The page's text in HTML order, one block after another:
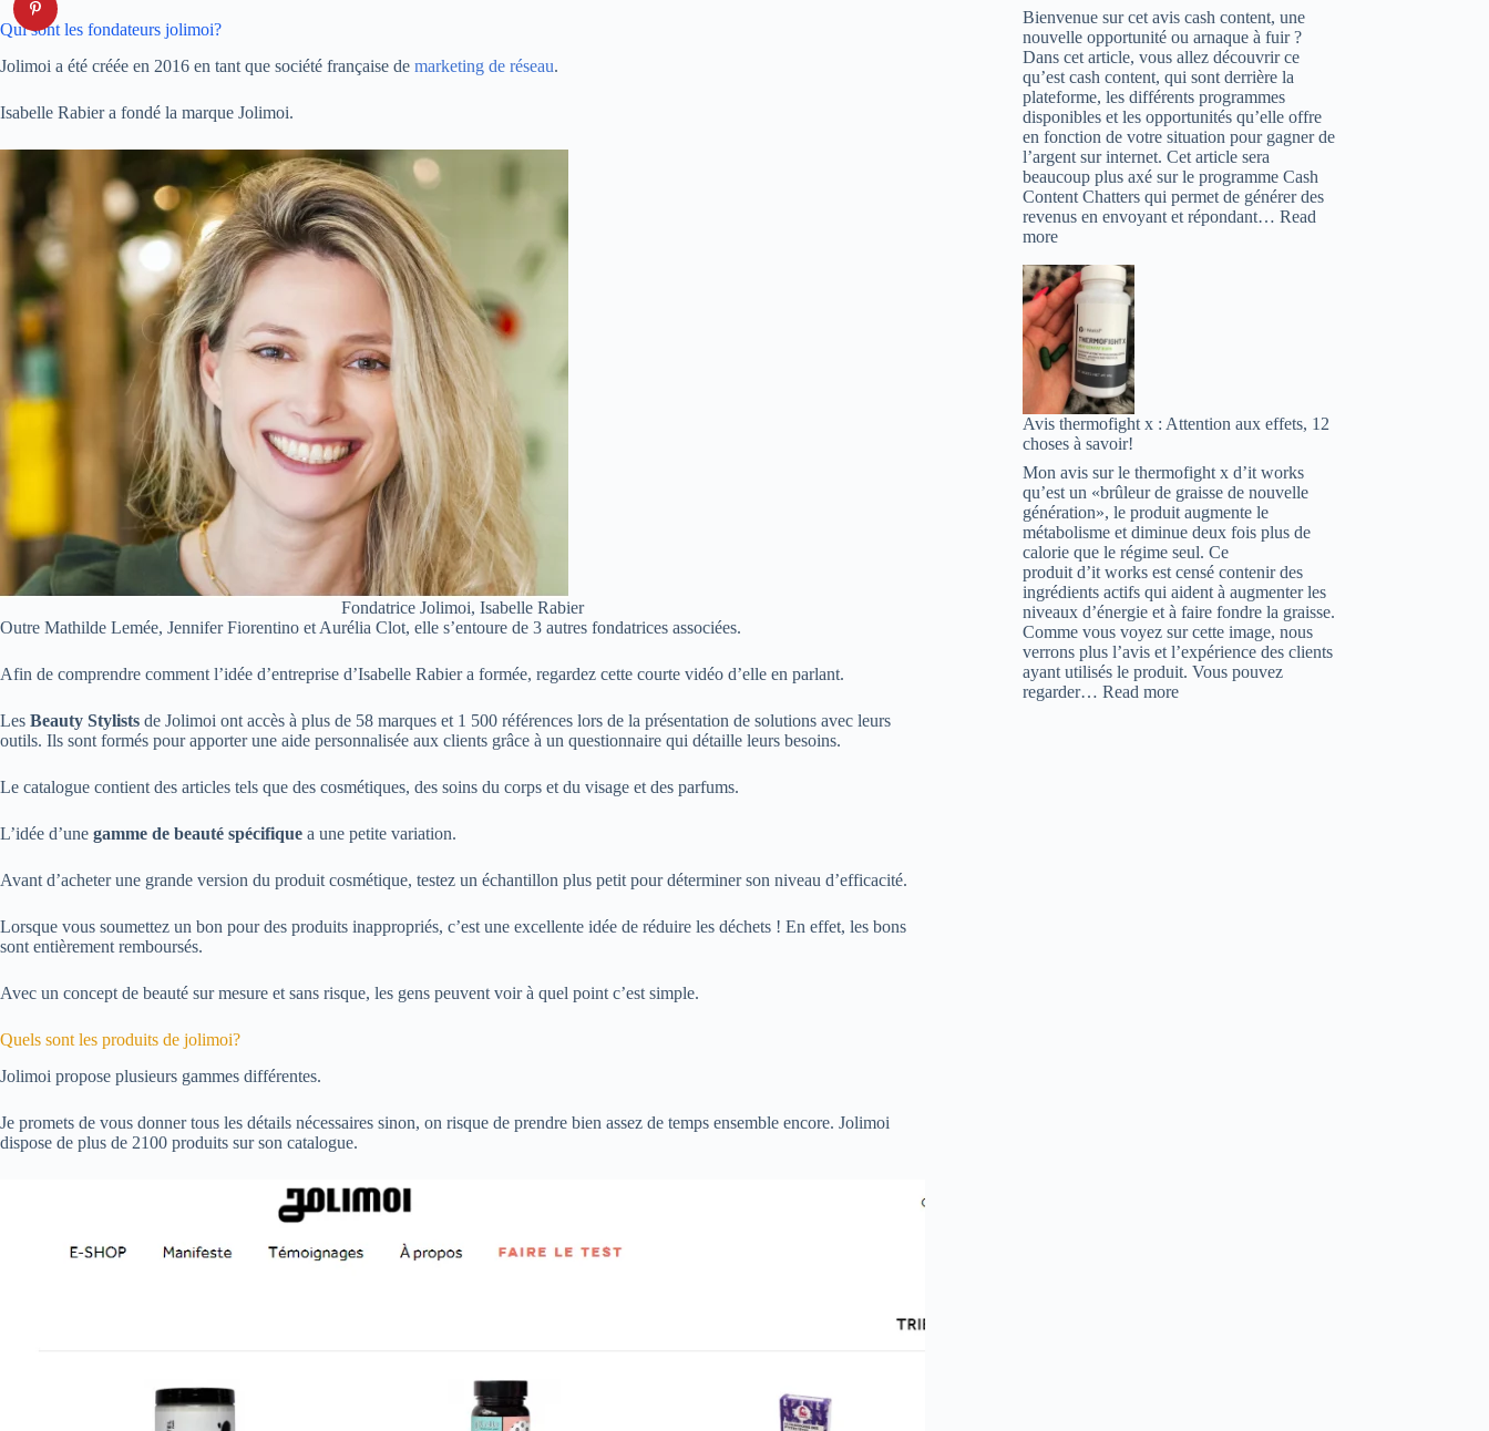
Qui sont les fondateurs jolimoi?
Jolimoi a été créée en 2016 en tant que société française de marketing de réseau.
Isabelle Rabier a fondé la marque Jolimoi.
Fondatrice Jolimoi, Isabelle Rabier
Outre Mathilde Lemée, Jennifer Fiorentino et Aurélia Clot, elle s’entoure de 3 autres fondatrices associées.
Afin de comprendre comment l’idée d’entreprise d’Isabelle Rabier a formée, regardez cette courte vidéo d’elle en parlant.
Les Beauty Stylists de Jolimoi ont accès à plus de 58 marques et 1 500 références lors de la présentation de solutions avec leurs
outils. Ils sont formés pour apporter une aide personnalisée aux clients grâce à un questionnaire qui détaille leurs besoins.
Le catalogue contient des articles tels que des cosmétiques, des soins du corps et du visage et des parfums.
L’idée d’une gamme de beauté spécifique a une petite variation.
Avant d’acheter une grande version du produit cosmétique, testez un échantillon plus petit pour déterminer son niveau d’efficacité.
Lorsque vous soumettez un bon pour des produits inappropriés, c’est une excellente idée de réduire les déchets ! En effet, les bons
sont entièrement remboursés.
Avec un concept de beauté sur mesure et sans risque, les gens peuvent voir à quel point c’est simple.
Quels sont les produits de jolimoi?
Jolimoi propose plusieurs gammes différentes.
Je promets de vous donner tous les détails nécessaires sinon, on risque de prendre bien assez de temps ensemble encore. Jolimoi
dispose de plus de 2100 produits sur son catalogue.
aux
huiles
essentielles
!
Bienvenue sur cet avis cash content, une
nouvelle opportunité ou arnaque à fuir ?
Dans cet article, vous allez découvrir ce
qu’est cash content, qui sont derrière la
plateforme, les différents programmes
disponibles et les opportunités qu’elle offre
en fonction de votre situation pour gagner de
l’argent sur internet. Cet article sera
beaucoup plus axé sur le programme Cash
Content Chatters qui permet de générer des
revenus en envoyant et répondant…Read
more:
Content
avis
:
Arnaque
ou
opportunité
?
Avis thermofight x : Attention aux effets, 12
choses à savoir!
Mon avis sur le thermofight x d’it works
qu’est un «brûleur de graisse de nouvelle
génération», le produit augmente le
métabolisme et diminue deux fois plus de
calorie que le régime seul. Ce
produit d’it works est censé contenir des
ingrédients actifs qui aident à augmenter les
niveaux d’énergie et à faire fondre la graisse.
Comme vous voyez sur cette image, nous
verrons plus l’avis et l’expérience des clients
ayant utilisés le produit. Vous pouvez
regarder…Read more: